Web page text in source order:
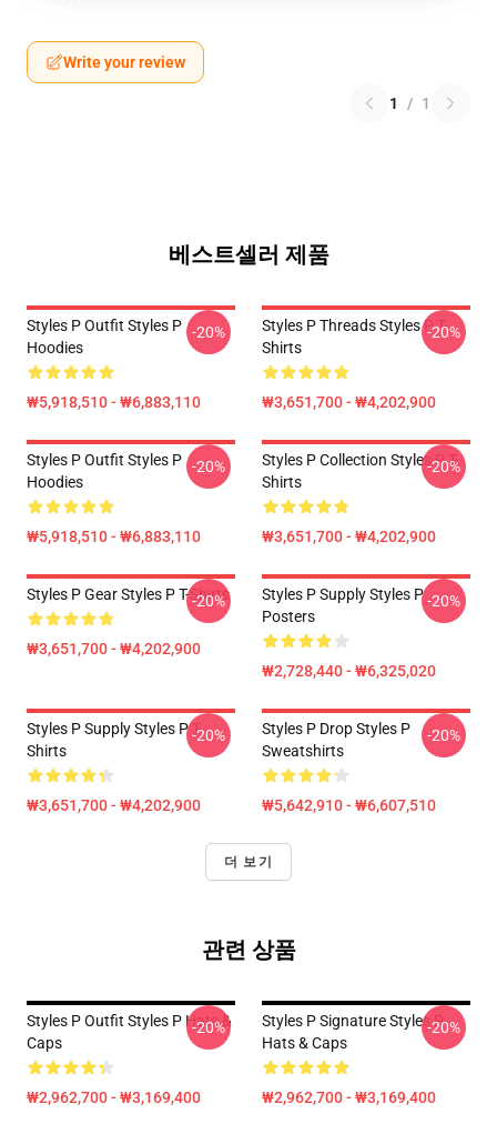
Write your review
1 / 1
베스트셀러 제품
Styles P Outfit Styles P
Hoodies
₩5,918,510 - ₩6,883,110
-20%
Styles P Threads Styles P T-
Shirts
₩3,651,700 - ₩4,202,900
-20%
Styles P Outfit Styles P
Hoodies
₩5,918,510 - ₩6,883,110
-20%
Styles P Collection Styles P T-
Shirts
₩3,651,700 - ₩4,202,900
-20%
Styles P Gear Styles P T-Shirts
₩3,651,700 - ₩4,202,900
-20%
Styles P Supply Styles P
Posters
₩2,728,440 - ₩6,325,020
-20%
Styles P Supply Styles P T-
Shirts
₩3,651,700 - ₩4,202,900
-20%
Styles P Drop Styles P
Sweatshirts
₩5,642,910 - ₩6,607,510
-20%
더 보기
관련 상품
Styles P Outfit Styles P Hats &
Caps
₩2,962,700 - ₩3,169,400
-20%
Styles P Signature Styles P
Hats & Caps
₩2,962,700 - ₩3,169,400
-20%